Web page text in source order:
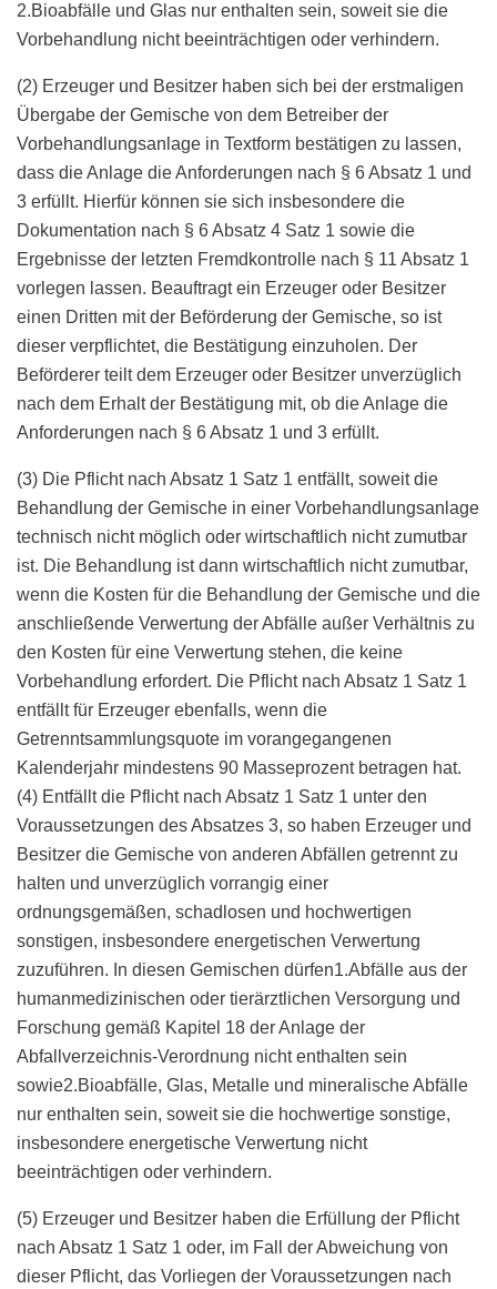
2.Bioabfälle und Glas nur enthalten sein, soweit sie die
Vorbehandlung nicht beeinträchtigen oder verhindern.
(2) Erzeuger und Besitzer haben sich bei der erstmaligen
Übergabe der Gemische von dem Betreiber der
Vorbehandlungsanlage in Textform bestätigen zu lassen,
dass die Anlage die Anforderungen nach § 6 Absatz 1 und
3 erfüllt. Hierfür können sie sich insbesondere die
Dokumentation nach § 6 Absatz 4 Satz 1 sowie die
Ergebnisse der letzten Fremdkontrolle nach § 11 Absatz 1
vorlegen lassen. Beauftragt ein Erzeuger oder Besitzer
einen Dritten mit der Beförderung der Gemische, so ist
dieser verpflichtet, die Bestätigung einzuholen. Der
Beförderer teilt dem Erzeuger oder Besitzer unverzüglich
nach dem Erhalt der Bestätigung mit, ob die Anlage die
Anforderungen nach § 6 Absatz 1 und 3 erfüllt.
(3) Die Pflicht nach Absatz 1 Satz 1 entfällt, soweit die
Behandlung der Gemische in einer Vorbehandlungsanlage
technisch nicht möglich oder wirtschaftlich nicht zumutbar
ist. Die Behandlung ist dann wirtschaftlich nicht zumutbar,
wenn die Kosten für die Behandlung der Gemische und die
anschließende Verwertung der Abfälle außer Verhältnis zu
den Kosten für eine Verwertung stehen, die keine
Vorbehandlung erfordert. Die Pflicht nach Absatz 1 Satz 1
entfällt für Erzeuger ebenfalls, wenn die
Getrenntsammlungsquote im vorangegangenen
Kalenderjahr mindestens 90 Masseprozent betragen hat.
(4) Entfällt die Pflicht nach Absatz 1 Satz 1 unter den
Voraussetzungen des Absatzes 3, so haben Erzeuger und
Besitzer die Gemische von anderen Abfällen getrennt zu
halten und unverzüglich vorrangig einer
ordnungsgemäßen, schadlosen und hochwertigen
sonstigen, insbesondere energetischen Verwertung
zuzuführen. In diesen Gemischen dürfen1.Abfälle aus der
humanmedizinischen oder tierärztlichen Versorgung und
Forschung gemäß Kapitel 18 der Anlage der
Abfallverzeichnis-Verordnung nicht enthalten sein
sowie2.Bioabfälle, Glas, Metalle und mineralische Abfälle
nur enthalten sein, soweit sie die hochwertige sonstige,
insbesondere energetische Verwertung nicht
beeinträchtigen oder verhindern.
(5) Erzeuger und Besitzer haben die Erfüllung der Pflicht
nach Absatz 1 Satz 1 oder, im Fall der Abweichung von
dieser Pflicht, das Vorliegen der Voraussetzungen nach